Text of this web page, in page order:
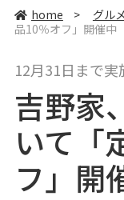
home > グルメ
品10％オフ」開催中
12月31日まで実
吉野家
いて「
フ」開